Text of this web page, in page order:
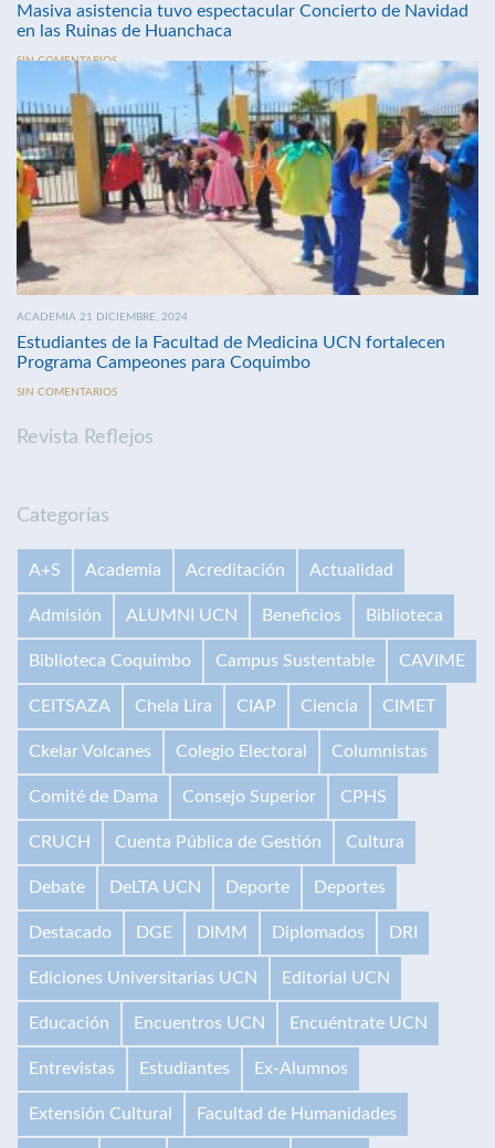
Masiva asistencia tuvo espectacular Concierto de Navidad
en las Ruinas de Huanchaca
SIN COMENTARIOS
ACADEMIA 21 DICIEMBRE, 2024
Estudiantes de la Facultad de Medicina UCN fortalecen
Programa Campeones para Coquimbo
SIN COMENTARIOS
Revista Reflejos
Categorías
A+S Academia Acreditación Actualidad
Admisión ALUMNI UCN Beneficios Biblioteca
Biblioteca Coquimbo Campus Sustentable CAVIME
CEITSAZA Chela Lira CIAP Ciencia CIMET
Ckelar Volcanes Colegio Electoral Columnistas
Comité de Dama Consejo Superior CPHS
CRUCH Cuenta Pública de Gestión Cultura
Debate DeLTA UCN Deporte Deportes
Destacado DGE DIMM Diplomados DRI
Ediciones Universitarias UCN Editorial UCN
Educación Encuentros UCN Encuéntrate UCN
Entrevistas Estudiantes Ex-Alumnos
Extensión Cultural Facultad de Humanidades